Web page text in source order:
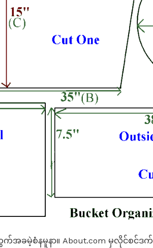
က်အခမဲ့စံနမူနာ။ About.com မှလိုင်စင်ဒ